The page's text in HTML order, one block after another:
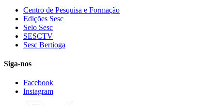
Centro de Pesquisa e Formação
Edições Sesc
Selo Sesc
SESCTV
Sesc Bertioga
Siga-nos
Facebook
Instagram